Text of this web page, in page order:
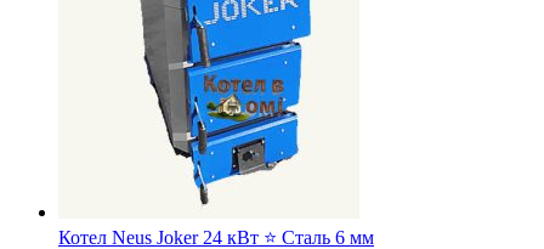
Котел Neus Joker 24 кВт ⭐ Сталь 6 мм